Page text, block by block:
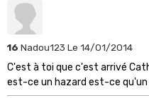
16 Nadou123 Le 14/01/2014
C'est à toi que c'est arrivé
est-ce un hazard est-ce qu'un